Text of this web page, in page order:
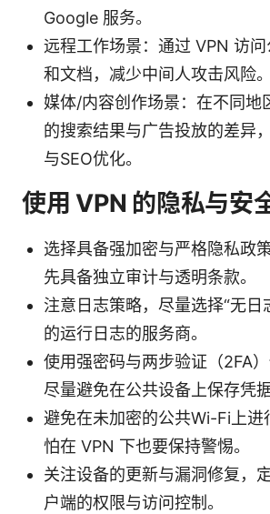
Google 服务。
远程工作场景：通过 VPN 访
和文档，减少中间人攻击风险。
媒体/内容创作场景：在不同地
的搜索结果与广告投放的差异
与SEO优化。
使用 VPN 的隐私与安
选择具备强加密与严格隐私政
先具备独立审计与透明条款。
注意日志策略，尽量选择“无日
的运行日志的服务商。
使用强密码与两步验证（2FA）
尽量避免在公共设备上保存凭据
避免在未加密的公共Wi-Fi上进
怕在 VPN 下也要保持警惕。
关注设备的更新与漏洞修复，
户端的权限与访问控制。